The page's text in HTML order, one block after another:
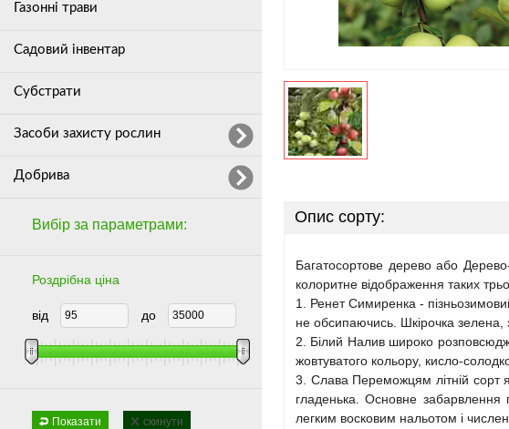
Газонні трави
Садовий інвентар
Субстрати
Засоби захисту рослин
Добрива
Вибір за параметрами:
Роздрібна ціна
від до
Показати скинути
Опис сорту:
Багатосортове дерево або
колоритне відображення таких
1. Ренет Симиренка -
не обсипаючись. Шкірочка зелена,
2. Білий Налив широко
жовтуватого кольору, кисло-
3. Слава Переможцям літній сорт
гладенька. Основне забарвлення
легким восковим нальотом і